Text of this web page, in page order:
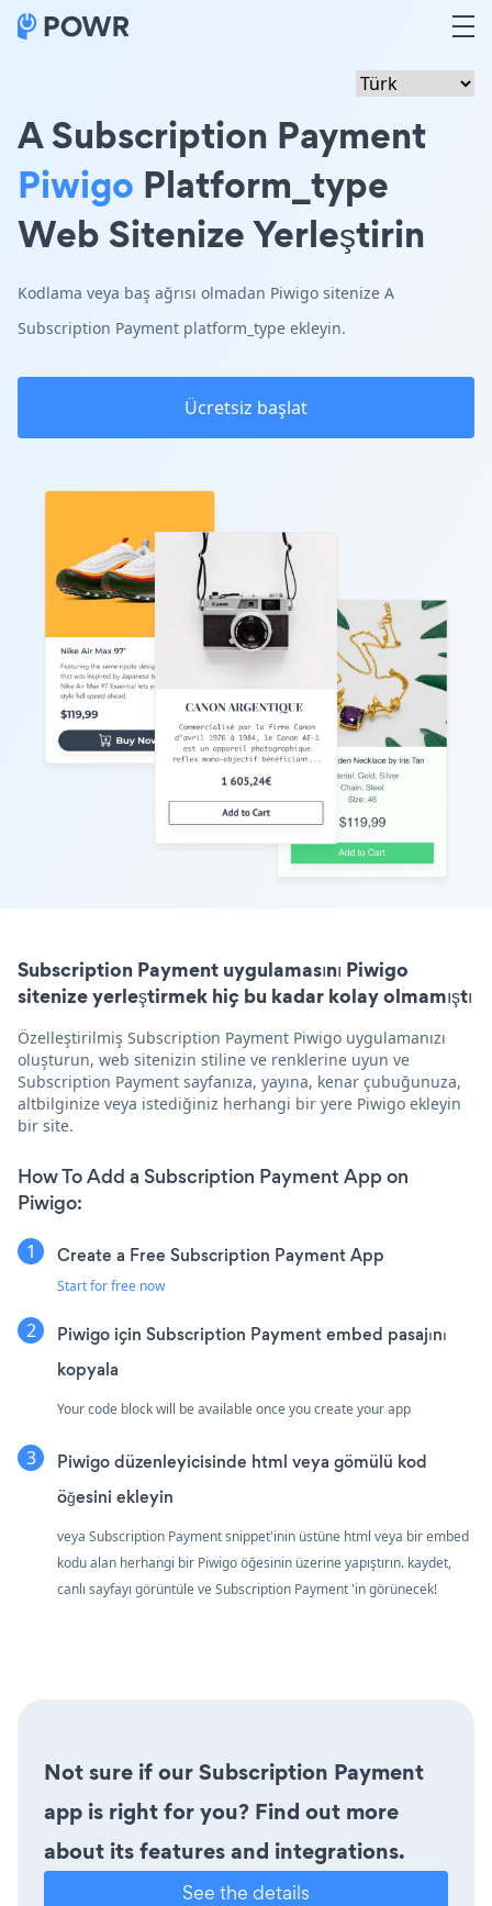
A Subscription Payment
Piwigo Platform_type
Web Sitenize Yerleştirin
Kodlama veya baş ağrısı olmadan Piwigo sitenize A
Subscription Payment platform_type ekleyin.
Ücretsiz başlat
Subscription Payment uygulamasını Piwigo
sitenize yerleştirmek hiç bu kadar kolay olmamıştı
Özelleştirilmiş Subscription Payment Piwigo uygulamanızı
oluşturun, web sitenizin stiline ve renklerine uyun ve
Subscription Payment sayfanıza, yayına, kenar çubuğunuza,
altbilginize veya istediğiniz herhangi bir yere Piwigo ekleyin
bir site.
How To Add a Subscription Payment App on
Piwigo:
Create a Free Subscription Payment App
Start for free now
Piwigo için Subscription Payment embed pasajını
kopyala
Your code block will be available once you create your app
Piwigo düzenleyicisinde html veya gömülü kod
öğesini ekleyin
veya Subscription Payment snippet'inin üstüne html veya bir embed
kodu alan herhangi bir Piwigo öğesinin üzerine yapıştırın. kaydet,
canlı sayfayı görüntüle ve Subscription Payment 'in görünecek!
Not sure if our Subscription Payment
app is right for you? Find out more
about its features and integrations.
See the details